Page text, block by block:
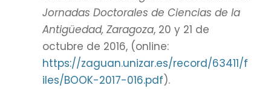
Jornadas Doctorales de Ciencias de la
Antigüedad, Zaragoza, 20 y 21 de
octubre de 2016, (online:
https://zaguan.unizar.es/record/63411/f
iles/BOOK-2017-016.pdf).